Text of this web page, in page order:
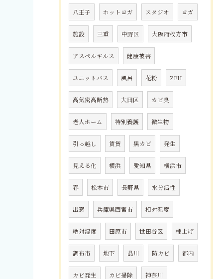
八王子 ホットヨガ スタジオ ヨガ
施設 三重 中野区 大阪府枚方市
アスペルギルス 健康被害
ユニットバス 風呂 花粉 ZEH
高気密高断熱 大田区 カビ臭
老人ホーム 特別養護 微生物
引っ越し 賃貸 黒カビ 発生
見える化 横浜 愛知県 横浜市
春 松本市 長野県 水分活性
出窓 兵庫県西宮市 相対湿度
絶対湿度 田原市 世田谷区 棟上げ
調布市 地下 品川 防カビ 都内
カビ発生 カビ掃除 神奈川